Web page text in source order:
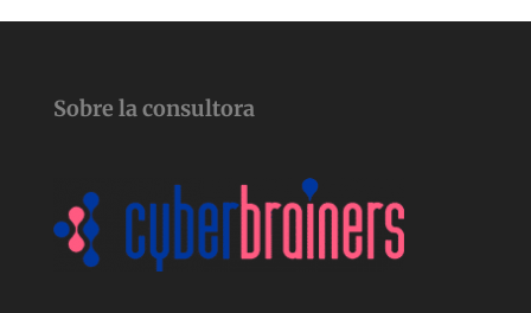
Sobre la consultora